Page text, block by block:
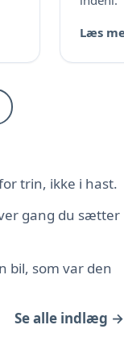
Læs
trin, ikke i hast.
gang du sætter
bil, som var den
Se alle indlæg →